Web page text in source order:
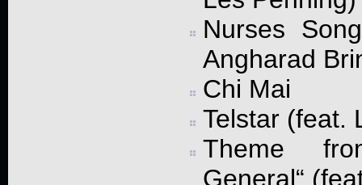
Nurses
Angharad
Chi Mai
Telstar (feat.
Theme
General“